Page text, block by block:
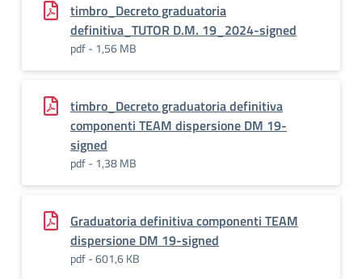
timbro_Decreto graduatoria
definitiva_TUTOR D.M. 19_2024-signed
pdf - 1,56 MB
timbro_Decreto graduatoria definitiva
componenti TEAM dispersione DM 19-
signed
pdf - 1,38 MB
Graduatoria definitiva componenti TEAM
dispersione DM 19-signed
pdf - 601,6 KB